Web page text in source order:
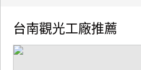
作
台南觀光工廠推薦